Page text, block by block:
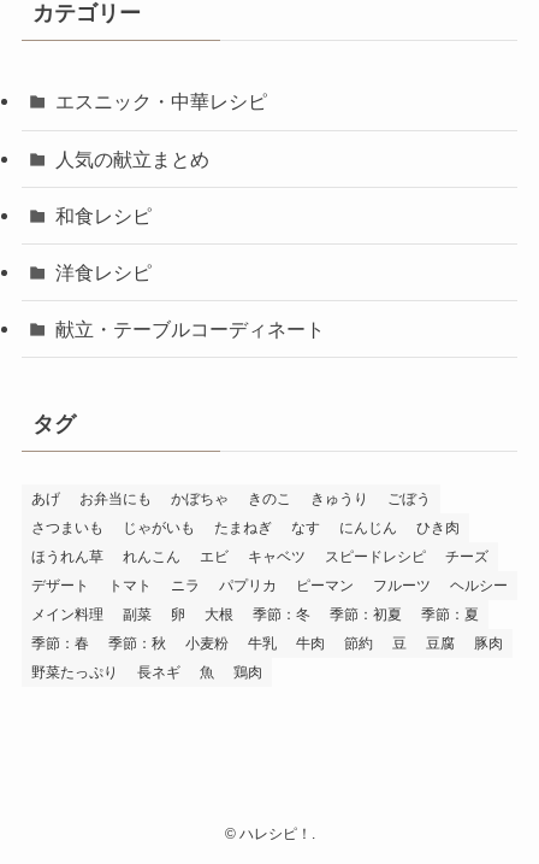
カテゴリー
エスニック・中華レシピ
人気の献立まとめ
和食レシピ
洋食レシピ
献立・テーブルコーディネート
タグ
あげ お弁当にも かぼちゃ きのこ きゅうり
ごぼう
さつまいも
じゃがいも たまねぎ なす にんじん
ひき肉
ほうれん草
れんこん エビ キャベツ スピードレシピ
チーズ
デザート
トマト ニラ パプリカ ピーマン フルーツ
ヘルシー
メイン料理
副菜 卵 大根 季節：冬 季節：初夏
季節：夏
季節：春
季節：秋 小麦粉 牛乳 牛肉 節約 豆 豆腐
豚肉
野菜たっぷり
長ネギ 魚 鶏肉
©ハレシピ！.